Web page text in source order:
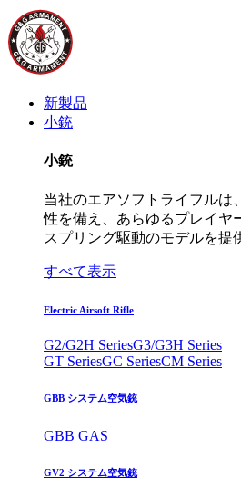
新製品
小銃
小銃
当社のエアソフトライフルは
性を備え、あらゆるプレイヤ
スプリング駆動のモデルを提
すべて表示
Electric Airsoft Rifle
G2/G2H SeriesG3/G3H Series
GT SeriesGC SeriesCM Series
GBB システム空気銃
GBB GAS
GV2 システム空気銃